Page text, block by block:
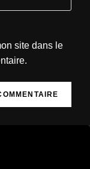
site dans le